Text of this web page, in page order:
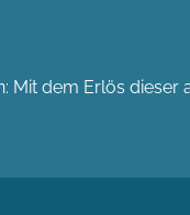
Mit dem Erlös dieser